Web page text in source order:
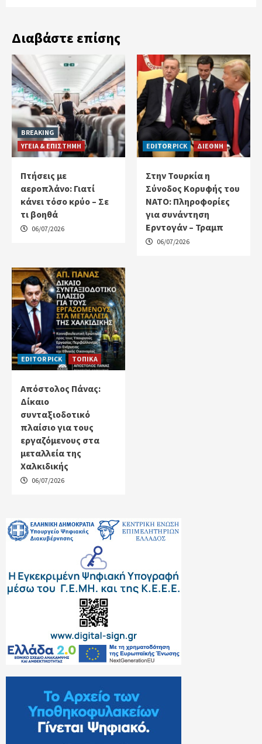
Διαβάστε επίσης
BREAKING
ΥΓΕΙΑ & ΕΠΙΣΤΗΜΗ
Πτήσεις με
αεροπλάνο: Γιατί
κάνει τόσο κρύο – Σε
τι βοηθά
06/07/2026
EDITOR PICK ΔΙΕΘΝΗ
Στην Τουρκία η
Σύνοδος Κορυφής του
ΝΑΤΟ: Πληροφορίες
για συνάντηση
Ερντογάν – Τραμπ
06/07/2026
EDITOR PICK ΤΟΠΙΚΑ
Απόστολος Πάνας:
Δίκαιο
συνταξιοδοτικό
πλαίσιο για τους
εργαζόμενους στα
μεταλλεία της
Χαλκιδικής
06/07/2026